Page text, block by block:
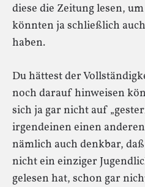
diese die Zeitung lesen,
könnten ja schließlich
haben.
Du hättest der
noch darauf hinweisen
sich ja gar nicht auf
irgendeinen einen
nämlich auch denkbar,
nicht ein einziger
gelesen hat, schon gar